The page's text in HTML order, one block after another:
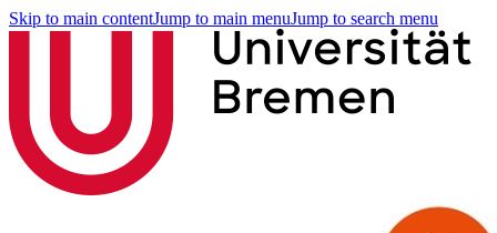
Skip to main contentJump to main menuJump to search menu